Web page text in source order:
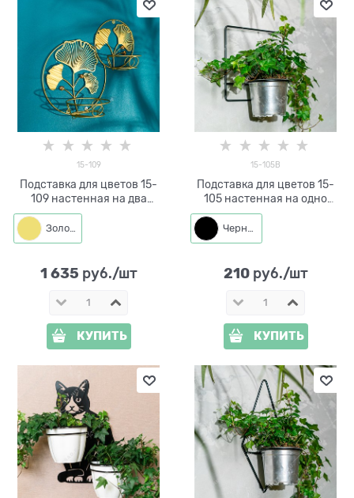
15-109
Подставка для цветов 15-
109 настенная на два
растения
Золото
1 635 руб./шт
КУПИТЬ
15-105B
Подставка для цветов 15-
105 настенная на одно
кашпо d=11см
Черный
210 руб./шт
КУПИТЬ